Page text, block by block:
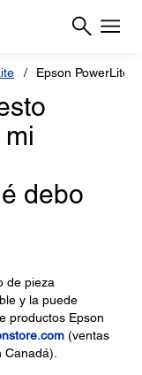
Epson PowerLite
debo
de pieza
y la puede
productos Epson
(ventas
Canadá).